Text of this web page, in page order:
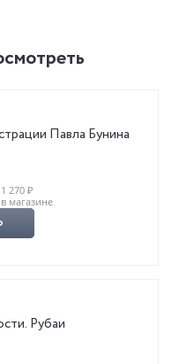
Павла Бунина
1 270 ₽
в магазине
Рубаи